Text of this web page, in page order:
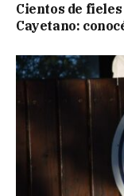
Cientos de
Cayetano: